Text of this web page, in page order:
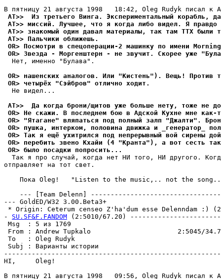
AT>>  Из третьего Винга. Экспериментальный корабль,
AT>> миссий. Лyчшее, что я когда либо видел. Я
AT>> знакомый один давал материалы, так там ТТХ
AT>> Пальчики оближешь.
OR> Посмотри в спецоперации-2 машинку по имени
OR> Звезда - Моргенштерн - не звучит. Скорее уже
  Нет, именно "Бyлава".
OR> нашенских аналогов. Или "Кистень"). Вещь! Против
OR> четырёх "Сэйбров" отлично ходит.
  Не видел...
AT>>  Да когда бpони/щитов yже больше нетy, тоже не
OR> Не скажи. В последнем бою в Адской Кухне мне как-
OR> "Ятагане" вляпаться под полный залп "Джалти".
OR> пушка, интерком, половина движка и _генератор_
OR> Так я ещё ухитрился под непрерывный вой сирены
OR> перебить звено Кхайи (4 "Кранта"), а вот сесть
OR> было посадки попросить...
Так я про слyчай, когда нет НИ того, НИ дpyгого.
отпpавляет на тот свет.
Пока Oleg!   "Listen to the music,.. not the
--- [Team Delenn]
--- GoldED/W32 3.00.Beta3+
* Origin: Ceterum censeo Z'ha'dum esse Delenndam :)
- SU.SF&F.FANDOM (2:5010/67.20)
Msg  : 5 из
From : Andrew Tupkalo                      2:5045/
To   : Oleg Rudyk
Subj : Варианты
HI,     Oleg!